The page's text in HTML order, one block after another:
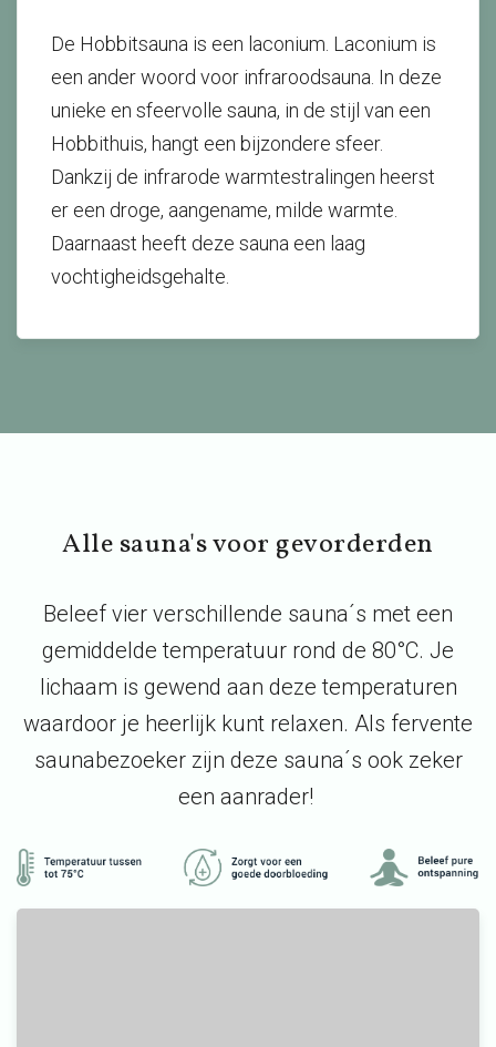
De Hobbitsauna is een laconium. Laconium is
een ander woord voor infraroodsauna. In deze
unieke en sfeervolle sauna, in de stijl van een
Hobbithuis, hangt een bijzondere sfeer.
Dankzij de infrarode warmtestralingen heerst
er een droge, aangename, milde warmte.
Daarnaast heeft deze sauna een laag
vochtigheidsgehalte.
Alle sauna's voor gevorderden
Beleef vier verschillende sauna´s met een
gemiddelde temperatuur rond de 80°C. Je
lichaam is gewend aan deze temperaturen
waardoor je heerlijk kunt relaxen. Als fervente
saunabezoeker zijn deze sauna´s ook zeker
een aanrader!